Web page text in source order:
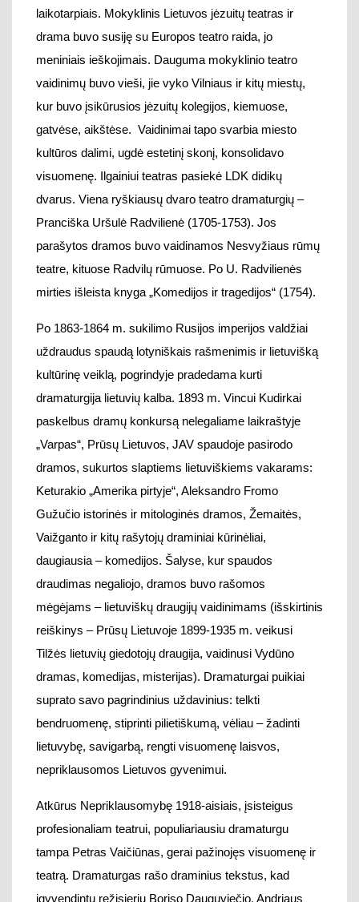
visuomenę. Ilgainiui teatras pasiekė LDK
didikų
dvarus
. ryškiau sų dvaro teatro
dramaturgių –
Pranciška Uršulė Radvilienė (1705-1753) J
os
parašytos dramos buvo vaidinamos Nesvyžiau
rūmų
teatre, kituose Radvilų rūmuose.
Po U. Radvilienės
mirties išleista knyga „Komedijos ir tragedijos“ (1754).
Po 1863 -1864m. sukilimoRusijos imperijos valdžiai
uždraudusspaudą lotyniškais rašmenimis irlietuvišką
kultūrinę veiklą,pogrindyjepradedama kurti
dramaturgija lietuvių kalba. 1893 m. Vincui Kudirkai
paskelbus dramų konkursą nelegaliame laikraštyje
„Varpas“, Prūsų Lietuvos, JAV spaudojepasirodo
dramos, sukurtos slaptiems lietuviškiems vakarams:
Keturakio „Amerika pirtyje“, Aleksandro Fromo
Gužučio istorinės ir mitologinės dramos, Žemaitės,
Vaižganto ir kitų rašytojų draminiai kūrinėliai,
daugiausia – komedijos. Šalyse, kur spaudos
draudimas negaliojo, dramos buvo rašomos
mėgėjams – lietuviškų draugijų vaidinimams (išskirtinis
reiškinys – Prūsų Lietuvoje 1899-
1935 m. veikusi
Tilžės lietuvių giedotojų draugija, vaidinusi Vydūno
dramas, komedijas, misterijas).
Dramaturgai puikiai
suprato savo pagrindinius uždavinius: telkti
bendruomenę,
stiprinti pilietiškumą, vėliau – žadinti
lietuvybę,
savigarbą, rengti visuomenę laisvos,
nepriklausomos Lietuvos gyvenimui.
Atkūrus Nepriklausomybę1918-aisiais , įsisteigus
profesionaliam teatrui,populiariausiu dramaturgu
tampa Petras Vaičiūnas, gerai pažinojęs visuomenę ir
teatrą.Dramaturgas rašo draminius tekstus, kad
įgyvendintųrežisierių Boriso Dauguviečio, Andriaus
Olekos Žilinsko idėjas(būtentjis parašo Vinco Krėvės
„Šarūno“ inscenizaciją epochiniu vadinamam 1929-ųjų
A. Olekos Žilinsko spektakliui „Šarūnas“) . Tuo metu
dramaturgiją pasuka jau subrendusių rašytoj
Dauguma jų reiškėsi kaip literatūros tyrinėtojai,
dramos
ir teatro kritikai,
su teatro sce
na betarpiškesnio
ryšio neturėjo
:prozininkas Vincas Krėvė, poetas ir